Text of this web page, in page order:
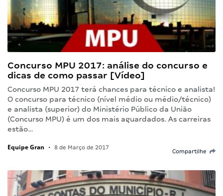
Concurso MPU 2017: análise do concurso e
dicas de como passar [Vídeo]
Concurso MPU 2017 terá chances para técnico e analista!
O concurso para técnico (nível médio ou médio/técnico)
e analista (superior) do Ministério Público da União
(Concurso MPU) é um dos mais aguardados. As carreiras
estão…
Equipe Gran • 8 de Março de 2017
Compartilhe